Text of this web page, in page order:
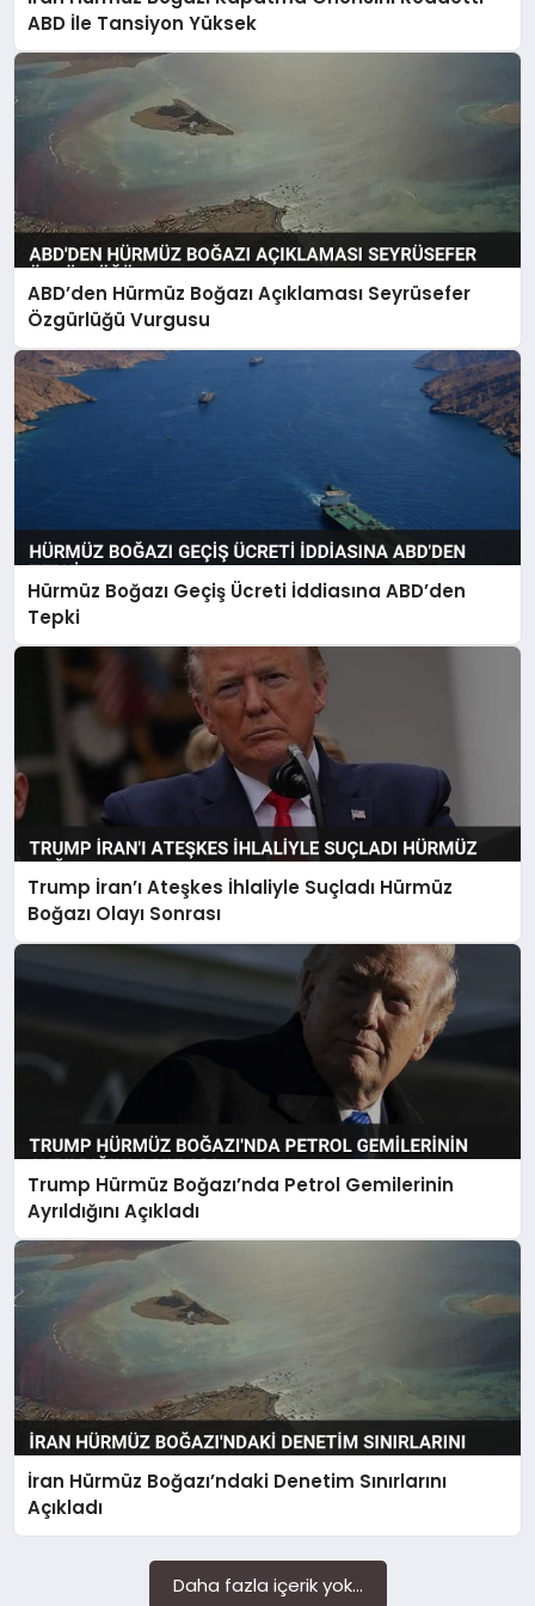
SIYASET
SPOR
ABD İle Tansiyon Yüksek
ABD’den Hürmüz Boğazı Açıklaması Seyrüsefer
Özgürlüğü Vurgusu
Hürmüz Boğazı Geçiş Ücreti İddiasına ABD’den
Tepki
Trump İran’ı Ateşkes İhlaliyle Suçladı Hürmüz
Boğazı Olayı Sonrası
Trump Hürmüz Boğazı’nda Petrol Gemilerinin
Ayrıldığını Açıkladı
İran Hürmüz Boğazı’ndaki Denetim Sınırlarını
Açıkladı
Daha fazla içerik yok...